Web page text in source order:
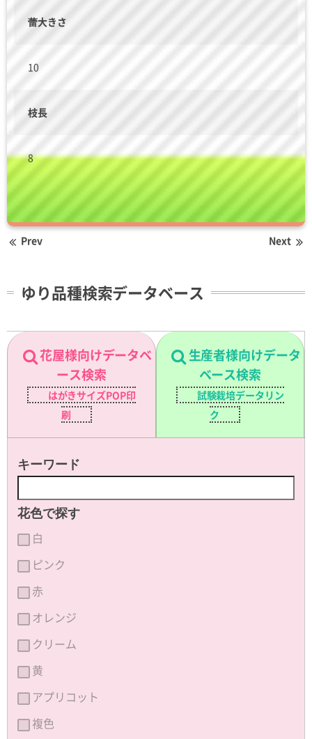
蕾大きさ
10
枝長
8
Prev Next
ゆり品種検索データベース
花屋様向けデータベ
ース検索
はがきサイズPOP印
刷
生産者様向けデータ
ベース検索
試験栽培データリン
ク
キーワード
花色で探す
白
ピンク
赤
オレンジ
クリーム
黄
アプリコット
複色